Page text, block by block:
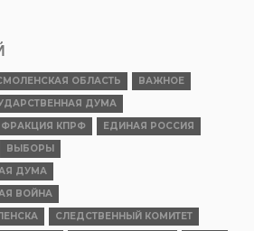
ОБЛАСТЬ
ВАЖНОЕ
ДУМА
ФРАКЦИЯ КПРФ
ЕДИНАЯ РОССИЯ
ВЫБОРЫ
ДУМА
ВОЙНА
СЛЕДСТВЕННЫЙ КОМИТЕТ